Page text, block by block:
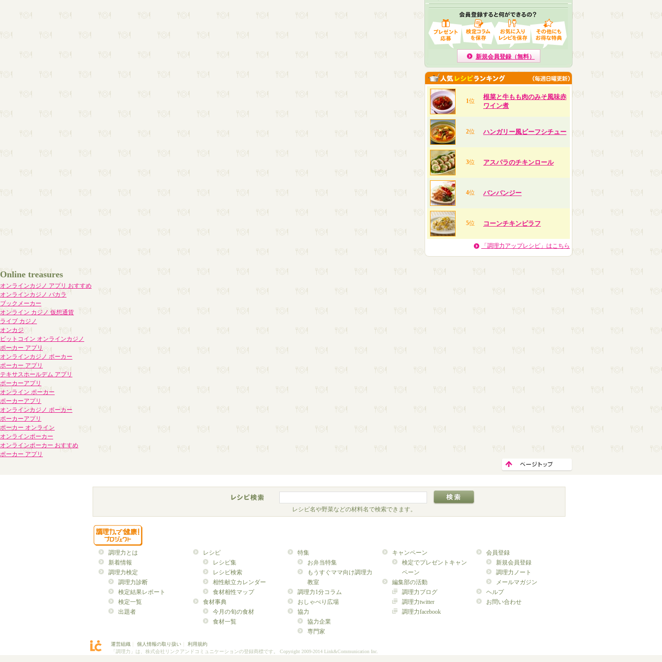
新規会員登録（無料）
1位
根菜と牛もも肉のみそ風味赤
ワイン煮
2位 ハンガリー風ビーフシチュー
3位 アスパラのチキンロール
4位 バンバンジー
5位 コーンチキンピラフ
「調理力アップレシピ」はこちら
Online treasures
オンラインカジノ アプリ おすすめ
オンラインカジノ バカラ
ブックメーカー
オンライン カジノ 仮想通貨
ライブ カジノ
オンカジ
ビットコイン オンラインカジノ
ポーカー アプリ
オンラインカジノ ポーカー
ポーカー アプリ
テキサスホールデム アプリ
ポーカーアプリ
オンライン ポーカー
ポーカーアプリ
オンラインカジノ ポーカー
ポーカーアプリ
ポーカー オンライン
オンラインポーカー
オンラインポーカー おすすめ
ポーカー アプリ
レシピ名や野菜などの材料名で検索できます。
調理力とは
新着情報
調理力検定
調理力診断
検定結果レポート
検定一覧
出題者
レシピ
レシピ集
レシピ検索
相性献立カレンダー
食材相性マップ
食材事典
今月の旬の食材
食材一覧
特集
お弁当特集
もうすぐママ向け調理力
教室
調理力1分コラム
おしゃべり広場
協力
協力企業
専門家
キャンペーン
検定でプレゼントキャン
ペーン
編集部の活動
調理力ブログ
調理力twitter
調理力facebook
会員登録
新規会員登録
調理力ノート
メールマガジン
ヘルプ
お問い合わせ
運営組織 個人情報の取り扱い
利用規約
「調理力」は、株式会社リンクアンドコミュニケーションの登録商標です。 Copyright 2009-2014 Link&Communication Inc.